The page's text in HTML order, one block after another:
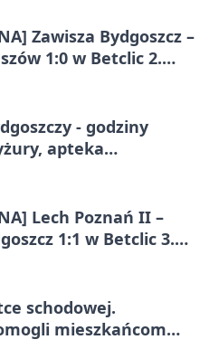
Zawisza Bydgoszcz –
1:0 w Betclic 2.
- godziny
apteka
Lech Poznań II –
1:1 w Betclic 3.
wywieźli punkt z
schodowej.
mieszkańcom